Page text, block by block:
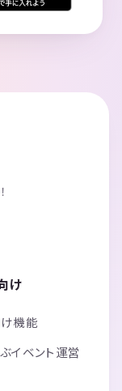
け
機能
イベント運営